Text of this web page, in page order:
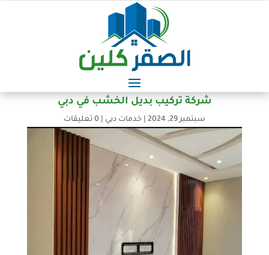
شركة تركيب بديل الخشب في دبي
سبتمبر 29, 2024 خدمات دبي 0 تعليقات